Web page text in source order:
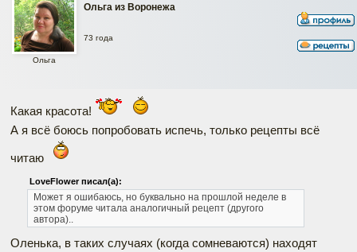
Ольга из Воронежа
Ольга
73 года
Какая красота!
А я всё боюсь попробовать испечь, только рецепты всё
читаю
LoveFlower писал(а):
Может я ошибаюсь, но буквально на прошлой неделе в
этом форуме читала аналогичный рецепт (другого
автора)..
Оленька, в таких случаях (когда сомневаются) находят